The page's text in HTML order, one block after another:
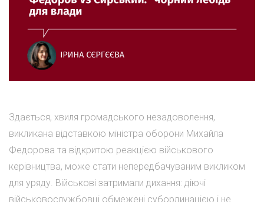
Здається, хвиля громадського незадоволення,
викликана відставкою міністра оборони Михайла
Федорова та відкритою реакцією військового
керівництва, може стати непередбачуваним викликом
для уряду. Військові затримали дихання: діючі
військовослужбовці обмежені субординацією і не